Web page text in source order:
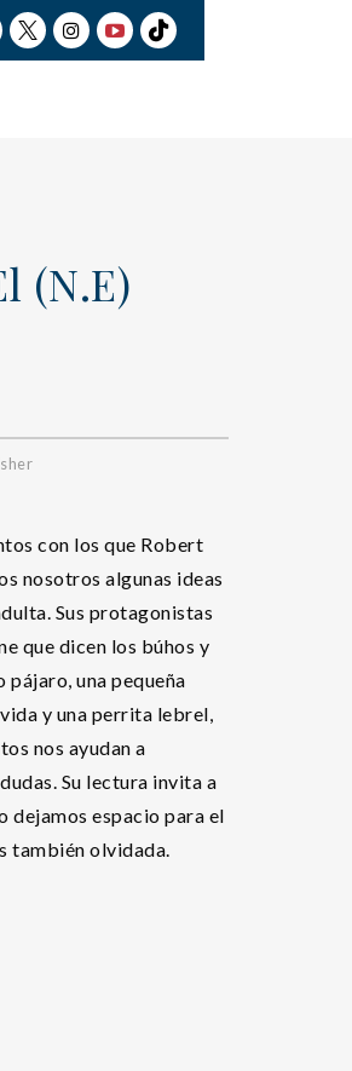
(N.E)
con los que Robert
nosotros algunas ideas
Sus protagonistas
que dicen los búhos y
una pequeña
y una perrita lebrel,
nos ayudan a
Su lectura invita a
dejamos espacio para el
también olvidada.